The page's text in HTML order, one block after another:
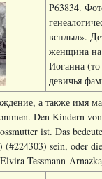
P63834.
всплыл».
женщина на
Иоганна
девичья
а также имя
Den Kindern
ist. Das
(#224303) sein, oder
Tessmann-